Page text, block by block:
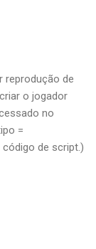
reprodução de
o jogador
no
=
de script.)